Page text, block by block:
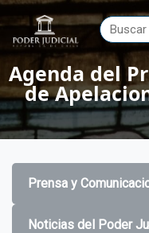
Agenda del
de
Prensa y
Noticias del Poder